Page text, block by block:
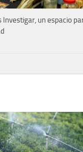
Investigar, un espacio